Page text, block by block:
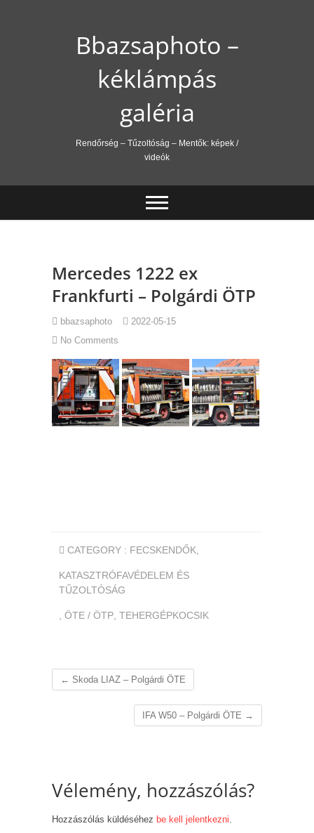
Bbazsaphoto –
kéklámpás
galéria
Rendőrség – Tűzoltóság – Mentők: képek /
videók
Mercedes 1222 ex
Frankfurti – Polgárdi ÖTP
bbazsaphoto
2022-05-15
No Comments
CATEGORY : FECSKENDŐK
KATASZTRÓFAVÉDELEM ÉS
TŰZOLTÓSÁG
ÖTE / ÖTP TEHERGÉPKOCSIK
← Skoda LIAZ – Polgárdi ÖTE
IFA W50 – Polgárdi ÖTE →
Vélemény, hozzászólás?
Hozzászólás küldéséhez be kell jelentkezni